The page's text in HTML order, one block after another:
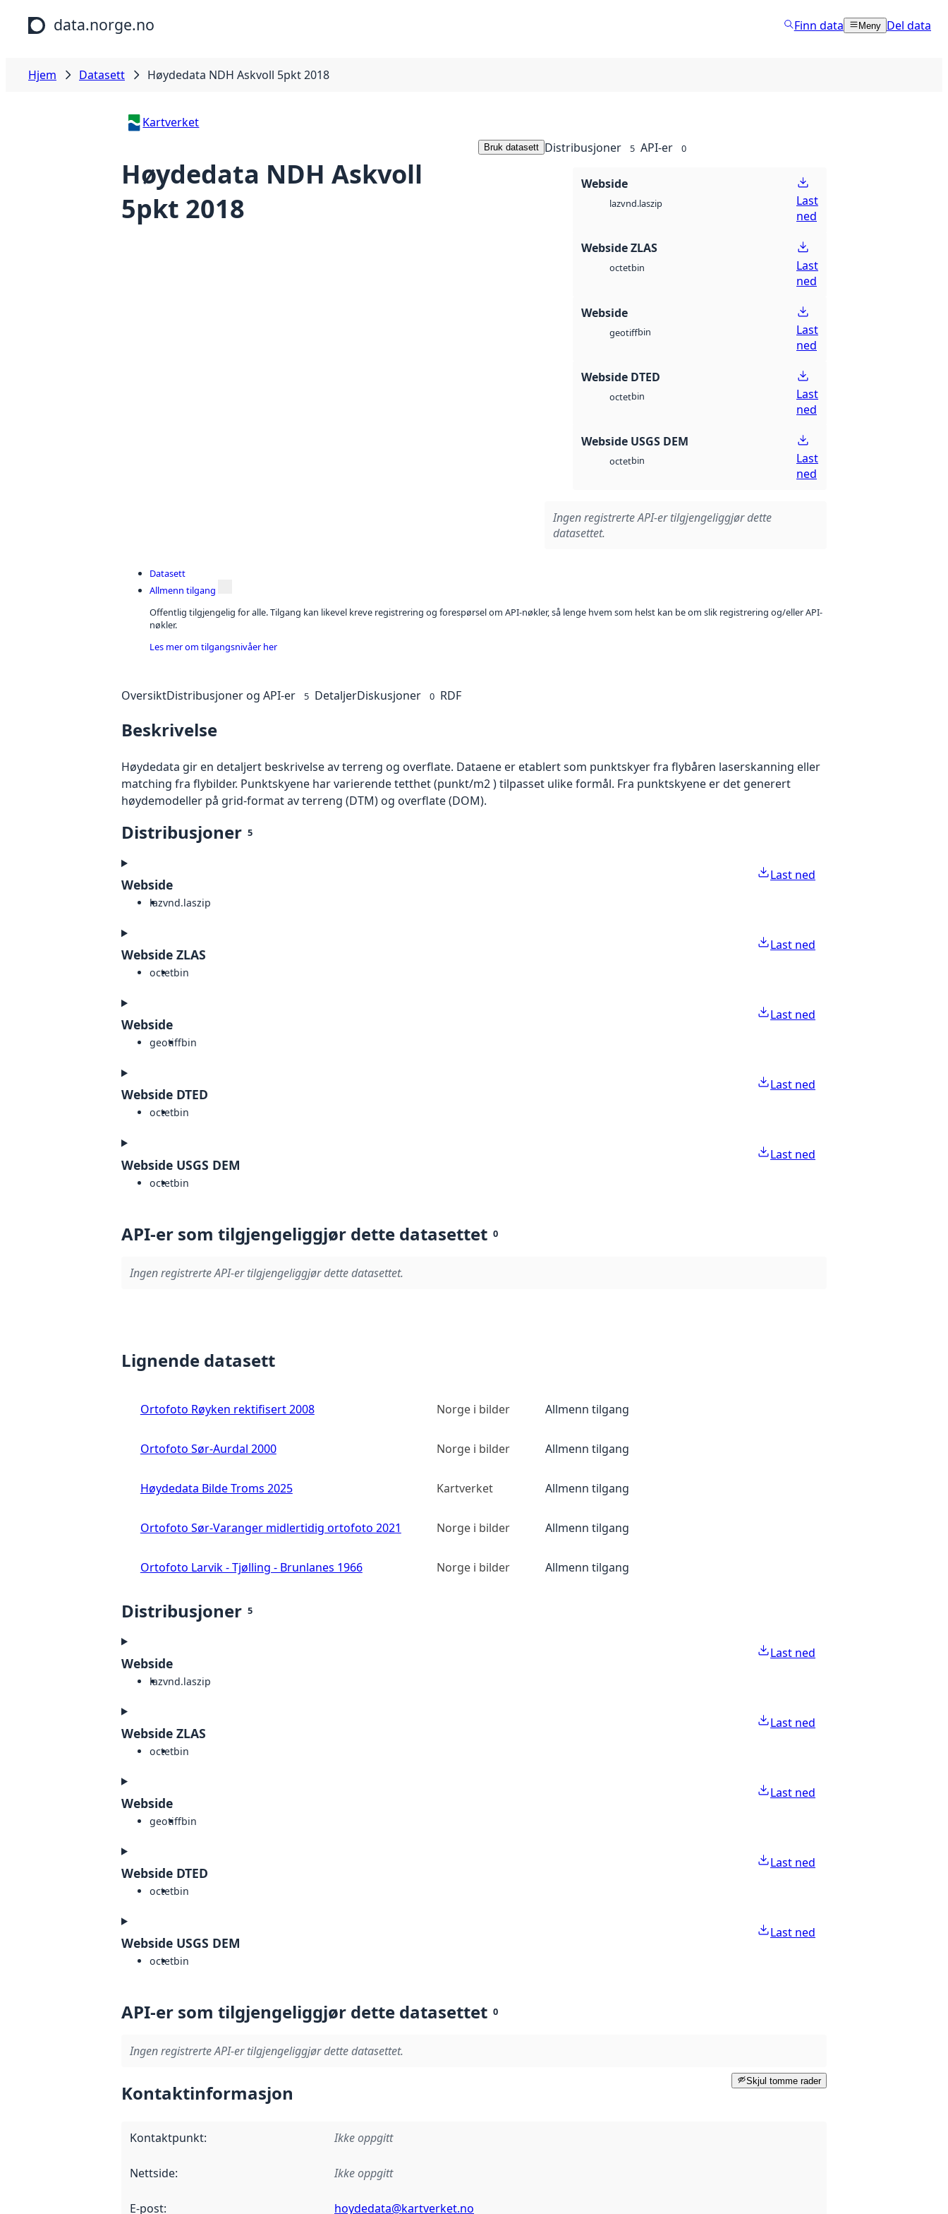
Hopp til hovedinnhold
data.norge.no Finn data Meny Del data
Hjem Datasett Høydedata NDH Askvoll 5pkt 2018
Kartverket
Høydedata NDH Askvoll
5pkt 2018
Bruk datasett Distribusjoner 5 API-er 0
Webside
lazvnd.laszip
Last
ned
Webside ZLAS
octetbin
Last
ned
Webside
geotiffbin
Last
ned
Webside DTED
octetbin
Last
ned
Webside USGS DEM
octetbin
Last
ned
Ingen registrerte API-er tilgjengeliggjør dette
datasettet.
Datasett
Allmenn tilgang
Offentlig tilgjengelig for alle. Tilgang kan likevel kreve registrering og forespørsel om API-nøkler, så lenge hvem som helst kan be om slik registrering og/eller API-
nøkler.
Les mer om tilgangsnivåer her
OversiktDistribusjoner og API-er 5 DetaljerDiskusjoner 0 RDF
Beskrivelse
Høydedata gir en detaljert beskrivelse av terreng og overflate. Dataene er etablert som punktskyer fra flybåren laserskanning eller
matching fra flybilder. Punktskyene har varierende tetthet (punkt/m2 ) tilpasset ulike formål. Fra punktskyene er det generert
høydemodeller på grid-format av terreng (DTM) og overflate (DOM).
Distribusjoner 5
Webside
lazvnd.laszip
Last ned
Webside ZLAS
octetbin
Last ned
Webside
geotiffbin
Last ned
Webside DTED
octetbin
Last ned
Webside USGS DEM
octetbin
Last ned
API-er som tilgjengeliggjør dette datasettet 0
Ingen registrerte API-er tilgjengeliggjør dette datasettet.
Lignende datasett
Ortofoto Røyken rektifisert 2008 Norge i bilder Allmenn tilgang
Ortofoto Sør-Aurdal 2000 Norge i bilder Allmenn tilgang
Høydedata Bilde Troms 2025 Kartverket Allmenn tilgang
Ortofoto Sør-Varanger midlertidig ortofoto 2021 Norge i bilder Allmenn tilgang
Ortofoto Larvik - Tjølling - Brunlanes 1966 Norge i bilder Allmenn tilgang
Distribusjoner 5
Webside
lazvnd.laszip
Last ned
Webside ZLAS
octetbin
Last ned
Webside
geotiffbin
Last ned
Webside DTED
octetbin
Last ned
Webside USGS DEM
octetbin
Last ned
API-er som tilgjengeliggjør dette datasettet 0
Ingen registrerte API-er tilgjengeliggjør dette datasettet.
Skjul tomme rader
Kontaktinformasjon
Kontaktpunkt: Ikke oppgitt
Nettside: Ikke oppgitt
E-post: hoydedata@kartverket.no